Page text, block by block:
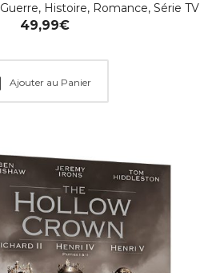
Guerre, Histoire, Romance, Série TV
49,99€
Ajouter au Panier